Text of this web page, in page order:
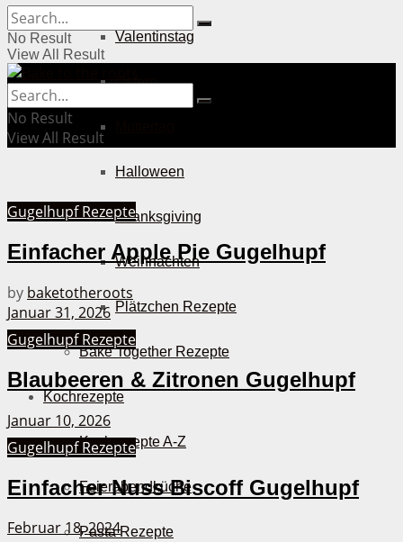
Valentinstag
Ostern
Halloween
Thanksgiving
Weihnachten
Plätzchen Rezepte
Bake Together Rezepte
Kochrezepte
Kochrezepte A-Z
Feierabendküche
Pasta Rezepte
No Result
View All Result
No Result
View All Result
Gugelhupf Rezepte
Einfacher Apple Pie Gugelhupf
by baketotheroots
Januar 31, 2026
Gugelhupf Rezepte
Blaubeeren & Zitronen Gugelhupf
Januar 10, 2026
Gugelhupf Rezepte
Einfacher Nuss Biscoff Gugelhupf
Februar 18, 2024